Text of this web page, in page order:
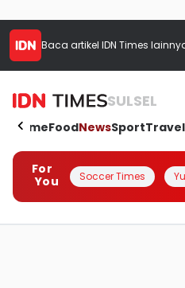
Baca artikel IDN Times
SULSEL
HomeFoodNewsSportTravel
For
You
Soccer Times